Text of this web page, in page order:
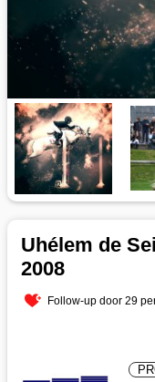
Uhélem de
2008
Follow-up door 29